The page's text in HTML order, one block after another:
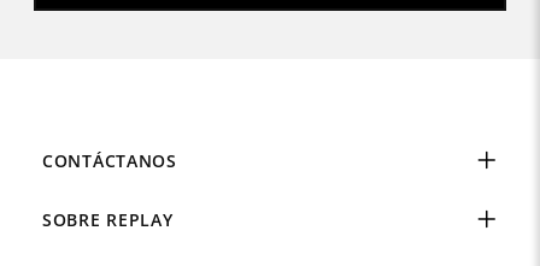
CONTÁCTANOS
SOBRE REPLAY